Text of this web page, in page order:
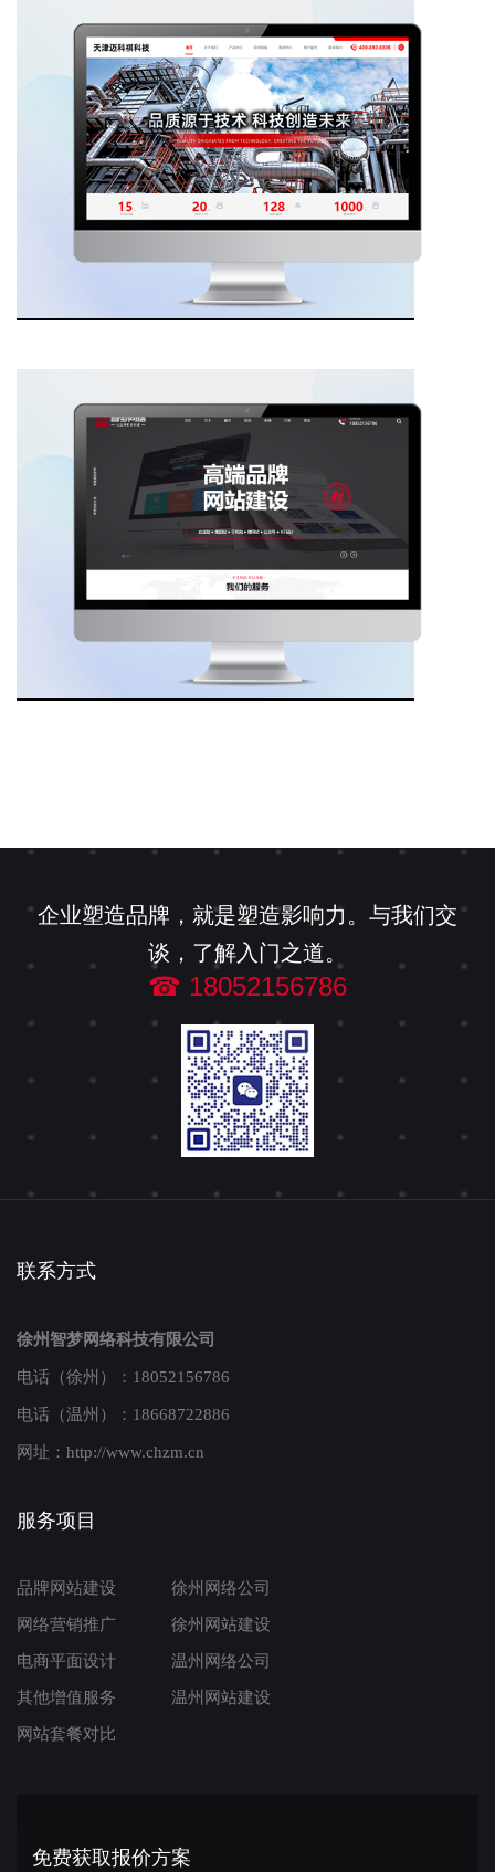
企业塑造品牌，就是塑造影响力。与我们交
谈，了解入门之道。
☎ 18052156786
联系方式
徐州智梦网络科技有限公司
电话（徐州）：18052156786
电话（温州）：18668722886
网址：http://www.chzm.cn
服务项目
品牌网站建设
网络营销推广
电商平面设计
其他增值服务
网站套餐对比
徐州网络公司
徐州网站建设
温州网络公司
温州网站建设
免费获取报价方案